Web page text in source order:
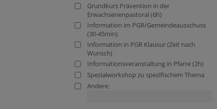
Grundkurs Prävention in der
Erwachsenenpastoral (6h)
Information im PGR/Gemeindeausschuss
(30-45min)
Information in PGR Klausur (Zeit nach
Wunsch)
Informationsveranstaltung in Pfarre (2h)
Spezialworkshop zu spezifischem Thema
Andere: